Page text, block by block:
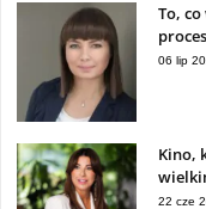
To,
06 lip
Kino,
22 cze